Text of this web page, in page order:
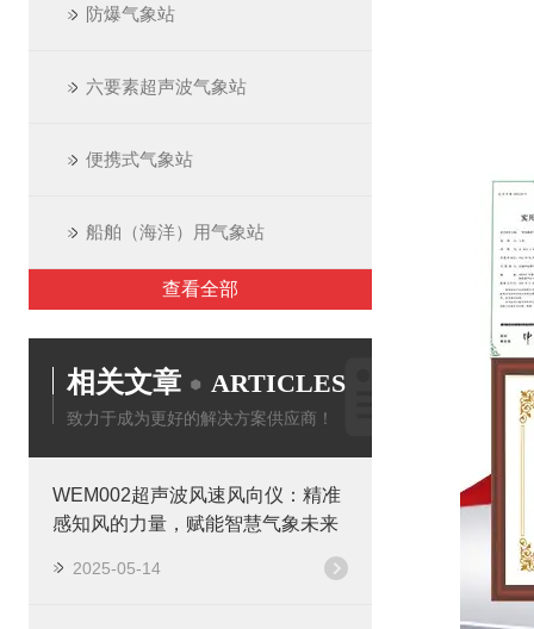
防爆气象站
六要素超声波气象站
便携式气象站
船舶（海洋）用气象站
查看全部
相关文章 ARTICLES
致力于成为更好的解决方案供应商！
WEM002超声波风速风向仪：精准
感知风的力量，赋能智慧气象未来
2025-05-14